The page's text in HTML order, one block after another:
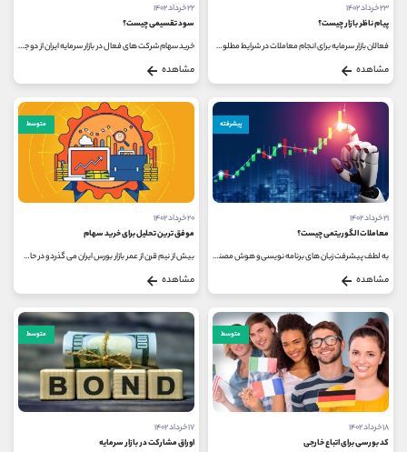
۲۳ خرداد ۱۴۰۲
پیام ناظر بازار چیست؟
فعالان بازار سرمایه برای انجام معاملات در شرایط مطلوب باید از وضعیت نمادهای قابل معامله در بازار سرمایه مطلع باشند. شرکت های...
مشاهده
۲۲ خرداد ۱۴۰۲
سود تقسیمی چیست؟
خرید سهام شرکت های فعال در بازار سرمایه ایران از دو جهت می تواند برای سرمایه گذاران سودآوری به همراه داشته باشد. در واقع افرادی...
مشاهده
پیشرفته
۲۱ خرداد ۱۴۰۲
معاملات الگوریتمی چیست؟
به لطف پیشرفت زبان های برنامه نویسی و هوش مصنوعی شرایطی فراهم شده است تا سرمایه گذاران بتوانند سهام های با سوددهی بیشتر و ریسک...
مشاهده
متوسط
۲۰ خرداد ۱۴۰۲
موفق ترین تحلیل برای خرید سهام
بیش از نیم قرن از عمر بازار بورس ایران می گذرد و در حال حاضر بخش بزرگی از مردم در این بازار فعالیت می کنند و همواره اصلی ترین...
مشاهده
متوسط
۱۸ خرداد ۱۴۰۲
کد بورسی برای اتباع خارجی
متوسط
۱۷ خرداد ۱۴۰۲
اوراق مشارکت در بازار سرمایه